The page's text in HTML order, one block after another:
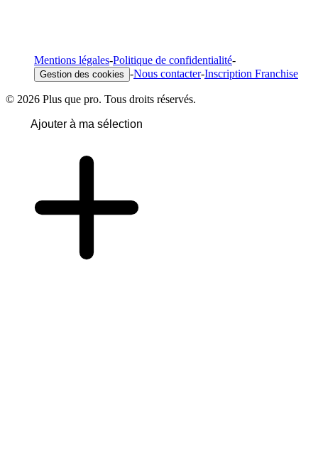
Mentions légales-Politique de confidentialité-
Gestion des cookies -Nous contacter-Inscription Franchise
© 2026 Plus que pro. Tous droits réservés.
Ajouter à ma sélection